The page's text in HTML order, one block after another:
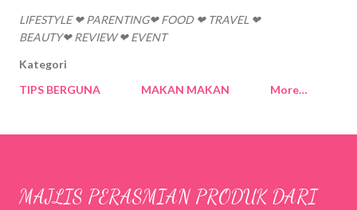
LIFESTYLE ❤ PARENTING❤ FOOD ❤ TRAVEL ❤
BEAUTY❤ REVIEW ❤ EVENT
Kategori
TIPS BERGUNA
MAKAN MAKAN More…
MAJLIS PERASMIAN PRODUK DARI